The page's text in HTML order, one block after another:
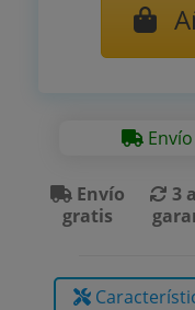
Envío
gratis
3